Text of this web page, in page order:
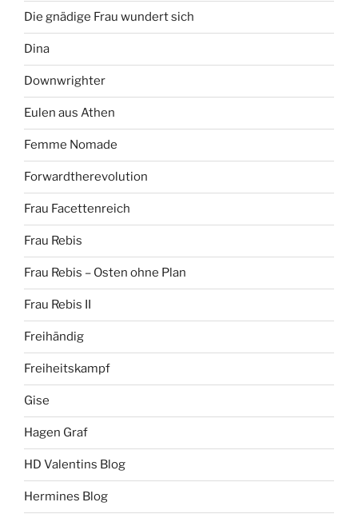
Die gnädige Frau wundert sich
Dina
Downwrighter
Eulen aus Athen
Femme Nomade
Forwardtherevolution
Frau Facettenreich
Frau Rebis
Frau Rebis – Osten ohne Plan
Frau Rebis II
Freihändig
Freiheitskampf
Gise
Hagen Graf
HD Valentins Blog
Hermines Blog